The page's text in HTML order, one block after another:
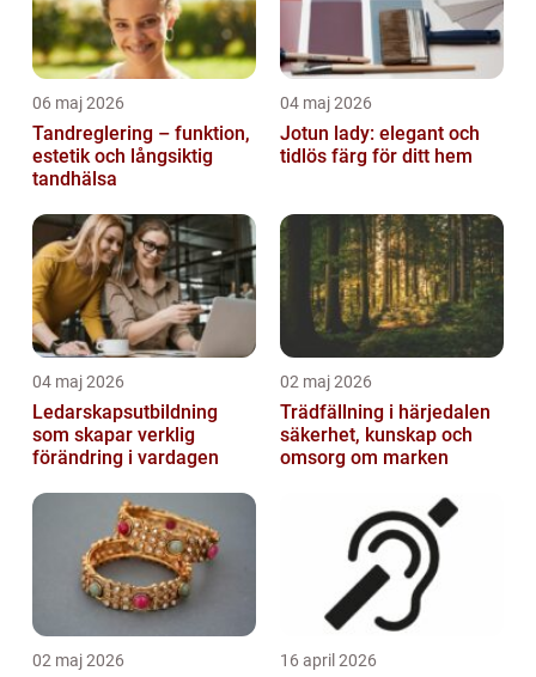
06 maj 2026
Tandreglering – funktion,
estetik och långsiktig
tandhälsa
04 maj 2026
Jotun lady: elegant och
tidlös färg för ditt hem
04 maj 2026
Ledarskapsutbildning
som skapar verklig
förändring i vardagen
02 maj 2026
Trädfällning i härjedalen
säkerhet, kunskap och
omsorg om marken
02 maj 2026 16 april 2026